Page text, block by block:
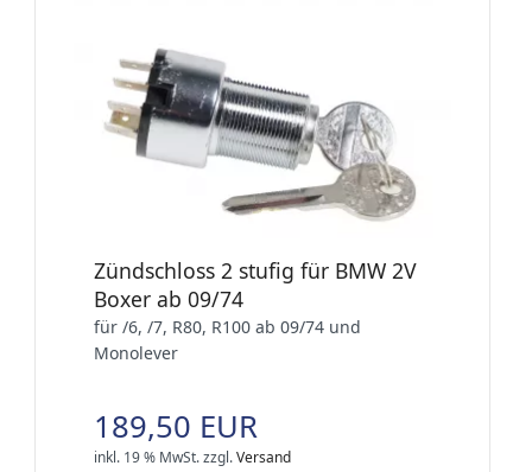
Zündschloss 2 stufig für BMW 2V
Boxer ab 09/74
für /6, /7, R80, R100 ab 09/74 und
Monolever
189,50 EUR
inkl. 19 % MwSt.zzgl.Versand